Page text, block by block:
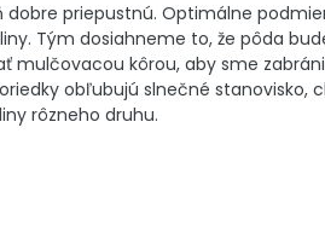
priepustnú. Optimálne
Tým dosiahneme to, že pôda
mulčovacou kôrou, aby sme
obľubujú slnečné stanovisko,
rôzneho druhu.